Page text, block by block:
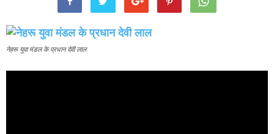
नेहरू युवा मंडल के प्रधान देवी लाल